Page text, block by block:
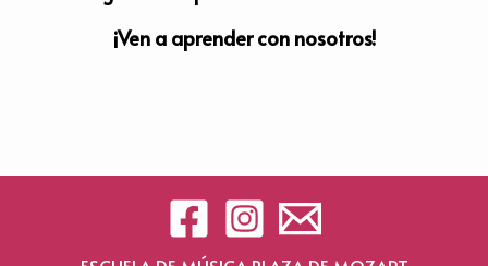
¡Ven a aprender con nosotros!